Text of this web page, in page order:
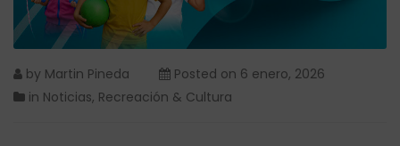
by Martin Pineda Posted on 6 enero, 2026
in Noticias, Recreación & Cultura